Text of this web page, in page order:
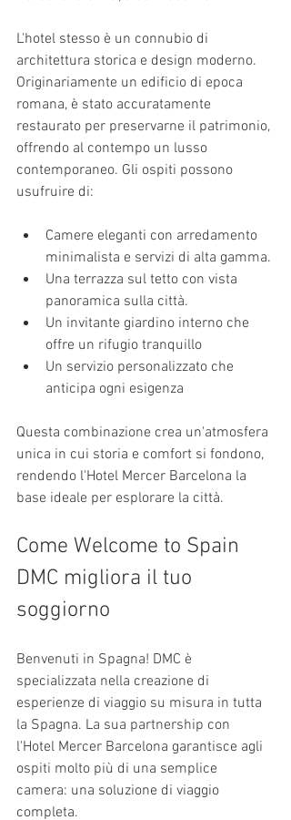
L'hotel stesso è un connubio di
architettura storica e design moderno.
Originariamente un edificio di epoca
romana, è stato accuratamente
restaurato per preservarne il patrimonio,
offrendo al contempo un lusso
contemporaneo. Gli ospiti possono
usufruire di:
Camere eleganti con arredamento
minimalista e servizi di alta gamma.
Una terrazza sul tetto con vista
panoramica sulla città.
Un invitante giardino interno che
offre un rifugio tranquillo
Un servizio personalizzato che
anticipa ogni esigenza
Questa combinazione crea un'atmosfera
unica in cui storia e comfort si fondono,
rendendo l'Hotel Mercer Barcelona la
base ideale per esplorare la città.
Come Welcome to Spain
DMC migliora il tuo
soggiorno
Benvenuti in Spagna! DMC è
specializzata nella creazione di
esperienze di viaggio su misura in tutta
la Spagna. La sua partnership con
l'Hotel Mercer Barcelona garantisce agli
ospiti molto più di una semplice
camera: una soluzione di viaggio
completa.